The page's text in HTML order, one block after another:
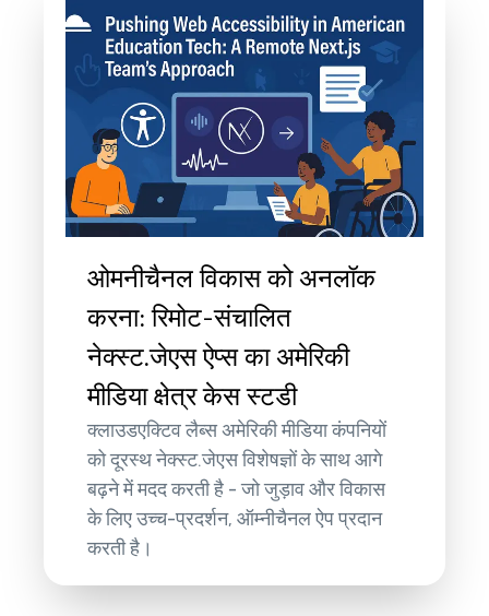
ओमनीचैनल विकास को अनलॉक
करना: रिमोट-संचालित
नेक्स्ट.जेएस ऐप्स का अमेरिकी
मीडिया क्षेत्र केस स्टडी
क्लाउडएक्टिव लैब्स अमेरिकी मीडिया कंपनियों
को दूरस्थ नेक्स्ट.जेएस विशेषज्ञों के साथ आगे
बढ़ने में मदद करती है - जो जुड़ाव और विकास
के लिए उच्च-प्रदर्शन, ऑम्नीचैनल ऐप प्रदान
करती है।